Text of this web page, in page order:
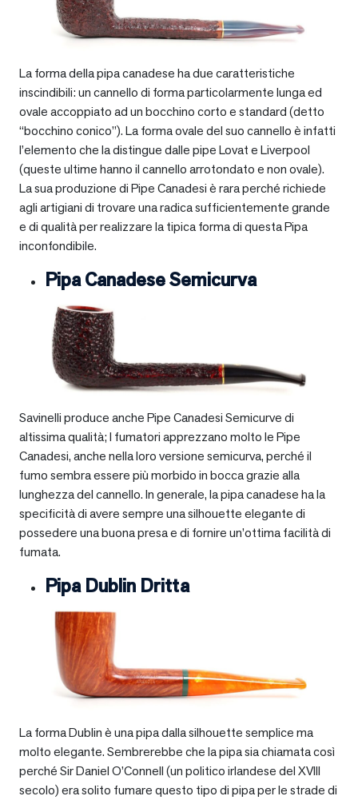
La forma della pipa canadese ha due caratteristiche
inscindibili: un cannello di forma particolarmente lunga ed
ovale accoppiato ad un bocchino corto e standard (detto
“bocchino conico”). La forma ovale del suo cannello è infatti
l’elemento che la distingue dalle pipe Lovat e Liverpool
(queste ultime hanno il cannello arrotondato e non ovale).
La sua produzione di Pipe Canadesi è rara perché richiede
agli artigiani di trovare una radica sufficientemente grande
e di qualità per realizzare la tipica forma di questa Pipa
inconfondibile.
Pipa Canadese Semicurva
Savinelli produce anche Pipe Canadesi Semicurve di
altissima qualità; I fumatori apprezzano molto le Pipe
Canadesi, anche nella loro versione semicurva, perché il
fumo sembra essere più morbido in bocca grazie alla
lunghezza del cannello. In generale, la pipa canadese ha la
specificità di avere sempre una silhouette elegante di
possedere una buona presa e di fornire un’ottima facilità di
fumata.
Pipa Dublin Dritta
La forma Dublin è una pipa dalla silhouette semplice ma
molto elegante. Sembrerebbe che la pipa sia chiamata così
perché Sir Daniel O’Connell (un politico irlandese del XVIII
secolo) era solito fumare questo tipo di pipa per le strade di